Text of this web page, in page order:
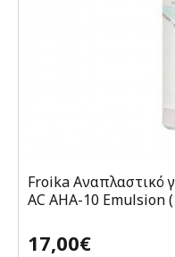
Froika Αναπλαστικό
AC AHA-10 Emulsion
17,00€